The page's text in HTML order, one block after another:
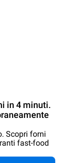
in 4 minuti.
Scopri forni
fast-food